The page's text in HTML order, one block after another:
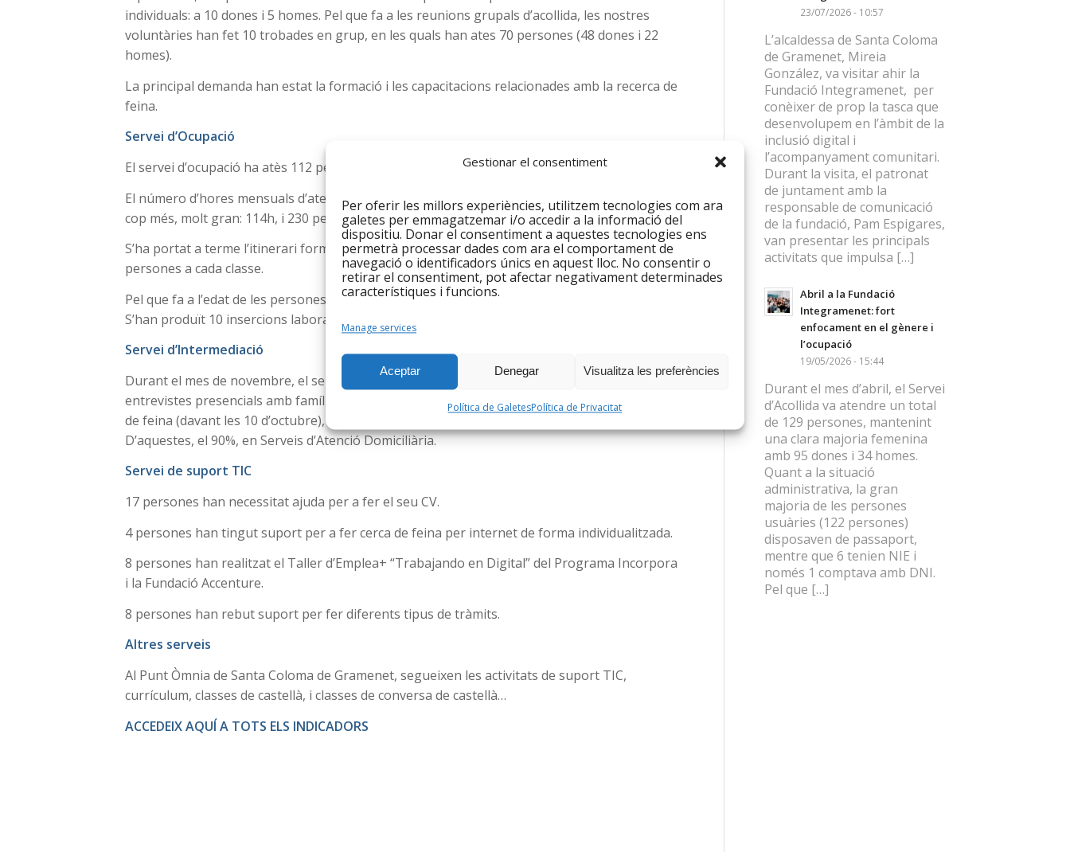
Gestionar el consentiment
Per oferir les millors experiències, utilitzem tecnologies com ara
galetes per emmagatzemar i/o accedir a la informació del
dispositiu. Donar el consentiment a aquestes tecnologies ens
permetrà processar dades com ara el comportament de
navegació o identificadors únics en aquest lloc. No consentir o
retirar el consentiment, pot afectar negativament determinades
característiques i funcions.
Manage services
Aceptar Denegar Visualitza les preferències
Política de GaletesPolítica de Privacitat
individuals: a 10 dones i 5 homes. Pel que fa a les reunions grupals d’acollida, les nostres
voluntàries han fet 10 trobades en grup, en les quals han ates 70 persones (48 dones i 22
homes).
La principal demanda han estat la formació i les capacitacions relacionades amb la recerca de
feina.
Servei d’Ocupació
El servei d’ocupació ha atès 112 persones (12 més que el mes passat): 102 dones i 10 homes.
El número d’hores mensuals d’atenció telemàtica a persones que cerquen feina ha estat, un
cop més, molt gran: 114h, i 230 persones.
S’ha portat a terme l’itinerari formatiu IntegraJob, amb una mitjana d’assistència de 16
persones a cada classe.
Pel que fa a l’edat de les persones ateses aquest mes, la majoria tenien entre 45 i 65 anys.
S’han produït 10 insercions laborals.
Servei d’Intermediació
Durant el mes de novembre, el servei d’intermediació a les famílies ha gestionat 31
entrevistes presencials amb famílies (davant les 16 del mes passat). S’han publicat 17 ofertes
de feina (davant les 10 d’octubre), i 10 usuàries de l’entitat han començat a treballar.
D’aquestes, el 90%, en Serveis d’Atenció Domiciliària.
Servei de suport TIC
17 persones han necessitat ajuda per a fer el seu CV.
4 persones han tingut suport per a fer cerca de feina per internet de forma individualitzada.
8 persones han realitzat el Taller d’Emplea+ “Trabajando en Digital” del Programa Incorpora
i la Fundació Accenture.
8 persones han rebut suport per fer diferents tipus de tràmits.
Altres serveis
Al Punt Òmnia de Santa Coloma de Gramenet, segueixen les activitats de suport TIC,
currículum, classes de castellà, i classes de conversa de castellà…
ACCEDEIX AQUÍ A TOTS ELS INDICADORS
23/07/2026 - 10:57
L’alcaldessa de Santa Coloma
de Gramenet, Mireia
González, va visitar ahir la
Fundació Integramenet, per
conèixer de prop la tasca que
desenvolupem en l’àmbit de la
inclusió digital i
l’acompanyament comunitari.
Durant la visita, el patronat
de juntament amb la
responsable de comunicació
de la fundació, Pam Espigares,
van presentar les principals
activitats que impulsa […]
Abril a la Fundació
Integramenet: fort
enfocament en el gènere i
l’ocupació
19/05/2026 - 15:44
Durant el mes d’abril, el Servei
d’Acollida va atendre un total
de 129 persones, mantenint
una clara majoria femenina
amb 95 dones i 34 homes.
Quant a la situació
administrativa, la gran
majoria de les persones
usuàries (122 persones)
disposaven de passaport,
mentre que 6 tenien NIE i
només 1 comptava amb DNI.
Pel que […]